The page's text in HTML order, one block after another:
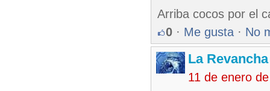
Arriba cocos por el
0 · Me gusta · No
La
11 de enero